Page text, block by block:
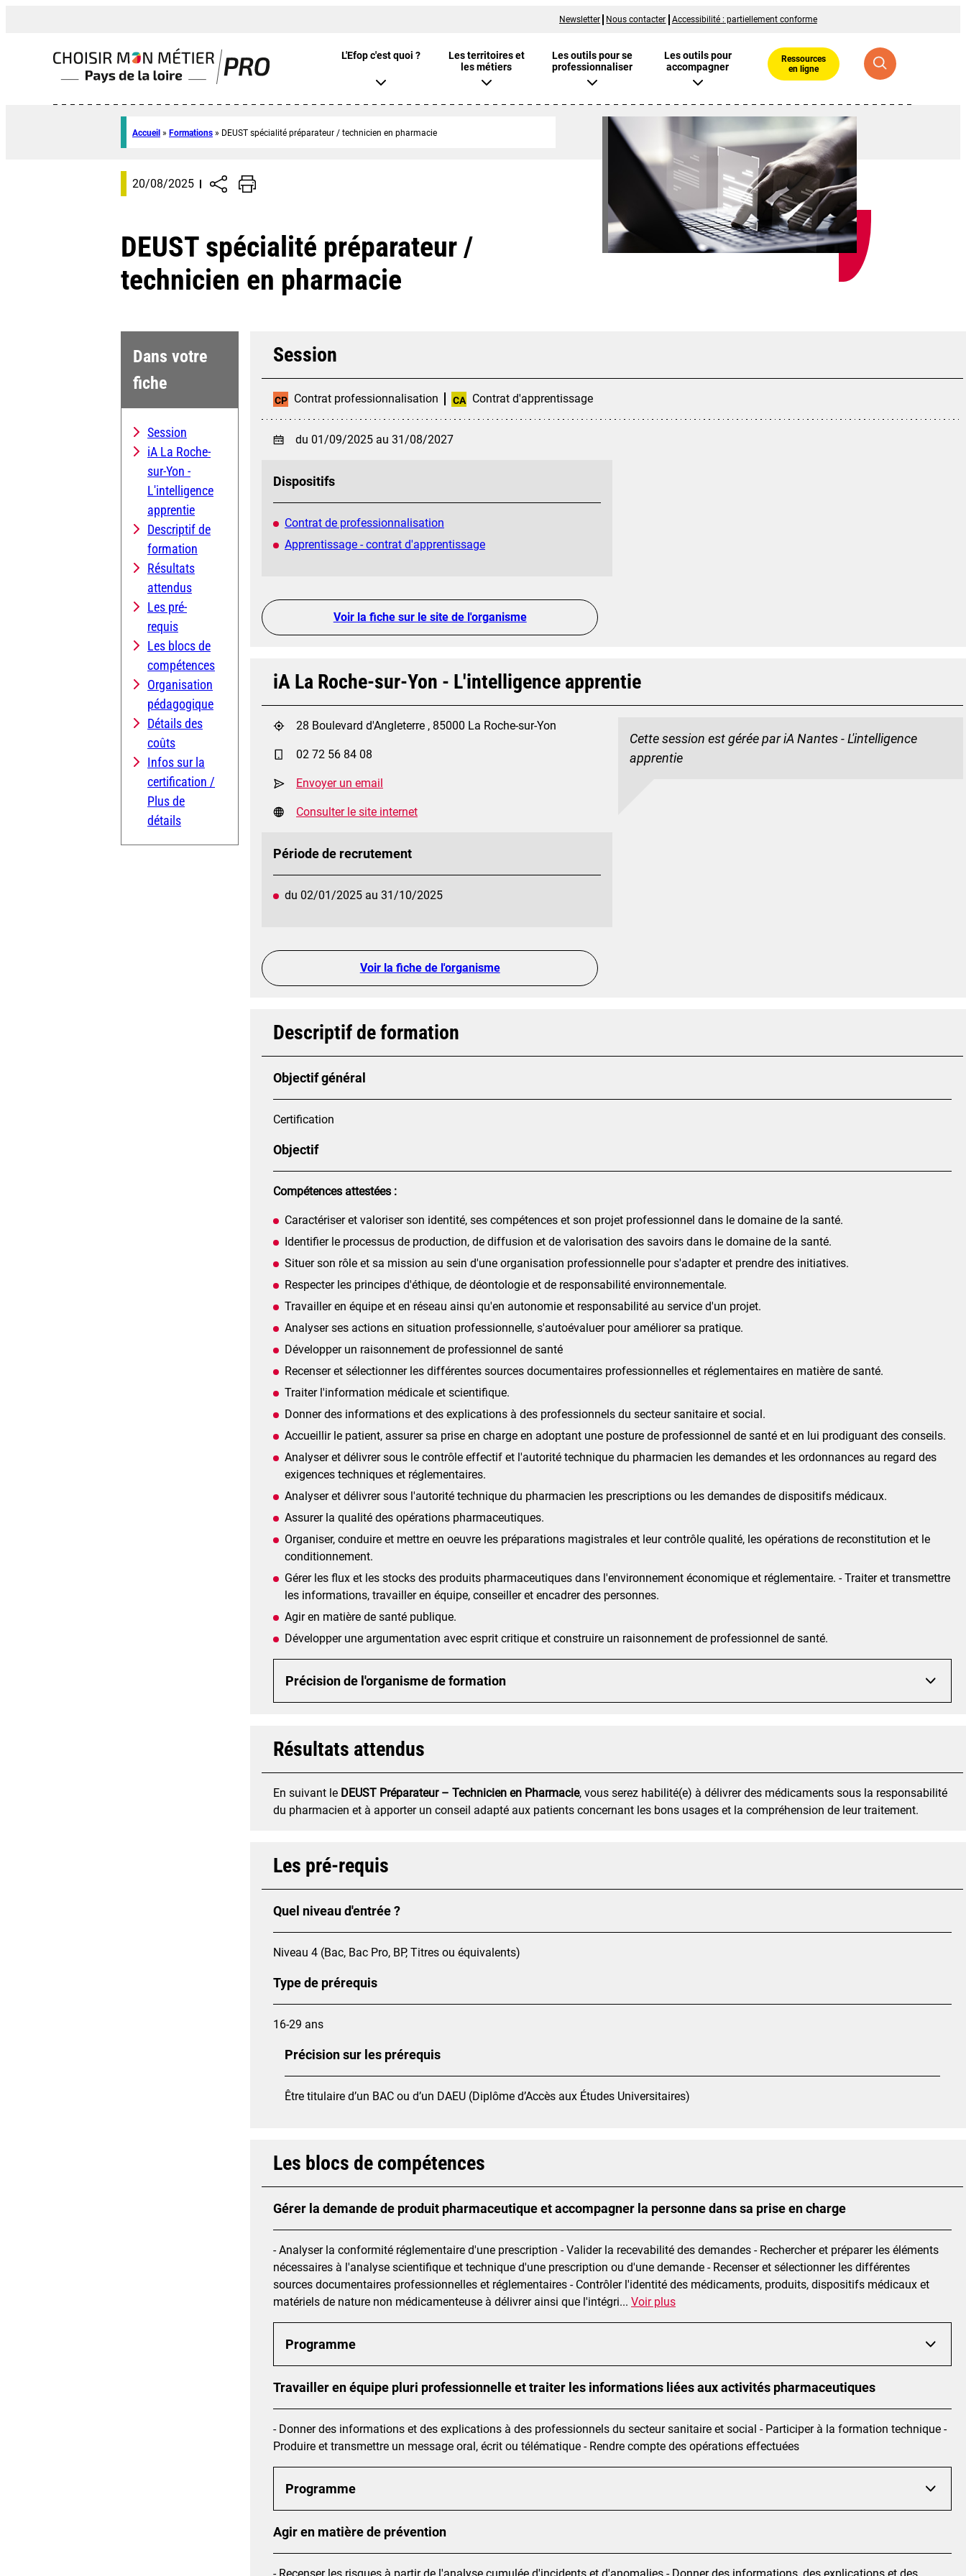
Newsletter Nous contacter Accessibilité : partiellement conforme
L'Efop c'est quoi ?
Les territoires et
les métiers
Les outils pour se
professionnaliser
Les outils pour
accompagner
Ressources
en ligne
Accueil » Formations » DEUST spécialité préparateur / technicien en pharmacie
20/08/2025
DEUST spécialité préparateur /
technicien en pharmacie
Dans votre
fiche
Session
iA La Roche-
sur-Yon -
L'intelligence
apprentie
Descriptif de
formation
Résultats
attendus
Les pré-
requis
Les blocs de
compétences
Organisation
pédagogique
Détails des
coûts
Infos sur la
certification /
Plus de
détails
Session
CP Contrat professionnalisation CA Contrat d'apprentissage
du 01/09/2025 au 31/08/2027
Dispositifs
Contrat de professionnalisation
Apprentissage - contrat d'apprentissage
Voir la fiche sur le site de l'organisme
iA La Roche-sur-Yon - L'intelligence apprentie
28 Boulevard d'Angleterre , 85000 La Roche-sur-Yon
02 72 56 84 08
Envoyer un email
Consulter le site internet
Cette session est gérée par iA Nantes - L'intelligence
apprentie
Période de recrutement
du 02/01/2025 au 31/10/2025
Voir la fiche de l'organisme
Descriptif de formation
Objectif général
Certification
Objectif
Compétences attestées :
Caractériser et valoriser son identité, ses compétences et son projet professionnel dans le domaine de la santé.
Identifier le processus de production, de diffusion et de valorisation des savoirs dans le domaine de la santé.
Situer son rôle et sa mission au sein d'une organisation professionnelle pour s'adapter et prendre des initiatives.
Respecter les principes d'éthique, de déontologie et de responsabilité environnementale.
Travailler en équipe et en réseau ainsi qu'en autonomie et responsabilité au service d'un projet.
Analyser ses actions en situation professionnelle, s'autoévaluer pour améliorer sa pratique.
Développer un raisonnement de professionnel de santé
Recenser et sélectionner les différentes sources documentaires professionnelles et réglementaires en matière de santé.
Traiter l'information médicale et scientifique.
Donner des informations et des explications à des professionnels du secteur sanitaire et social.
Accueillir le patient, assurer sa prise en charge en adoptant une posture de professionnel de santé et en lui prodiguant des conseils.
Analyser et délivrer sous le contrôle effectif et l'autorité technique du pharmacien les demandes et les ordonnances au regard des
exigences techniques et réglementaires.
Analyser et délivrer sous l'autorité technique du pharmacien les prescriptions ou les demandes de dispositifs médicaux.
Assurer la qualité des opérations pharmaceutiques.
Organiser, conduire et mettre en oeuvre les préparations magistrales et leur contrôle qualité, les opérations de reconstitution et le
conditionnement.
Gérer les flux et les stocks des produits pharmaceutiques dans l'environnement économique et réglementaire. - Traiter et transmettre
les informations, travailler en équipe, conseiller et encadrer des personnes.
Agir en matière de santé publique.
Développer une argumentation avec esprit critique et construire un raisonnement de professionnel de santé.
Précision de l'organisme de formation
Résultats attendus
En suivant le DEUST Préparateur – Technicien en Pharmacie, vous serez habilité(e) à délivrer des médicaments sous la responsabilité
du pharmacien et à apporter un conseil adapté aux patients concernant les bons usages et la compréhension de leur traitement.
Les pré-requis
Quel niveau d'entrée ?
Niveau 4 (Bac, Bac Pro, BP, Titres ou équivalents)
Type de prérequis
16-29 ans
Précision sur les prérequis
Être titulaire d’un BAC ou d’un DAEU (Diplôme d’Accès aux Études Universitaires)
Les blocs de compétences
Gérer la demande de produit pharmaceutique et accompagner la personne dans sa prise en charge
- Analyser la conformité réglementaire d'une prescription - Valider la recevabilité des demandes - Rechercher et préparer les éléments
nécessaires à l'analyse scientifique et technique d'une prescription ou d'une demande - Recenser et sélectionner les différentes
sources documentaires professionnelles et réglementaires - Contrôler l'identité des médicaments, produits, dispositifs médicaux et
matériels de nature non médicamenteuse à délivrer ainsi que l'intégri... Voir plus
Programme
Travailler en équipe pluri professionnelle et traiter les informations liées aux activités pharmaceutiques
- Donner des informations et des explications à des professionnels du secteur sanitaire et social - Participer à la formation technique -
Produire et transmettre un message oral, écrit ou télématique - Rendre compte des opérations effectuées
Programme
Agir en matière de prévention